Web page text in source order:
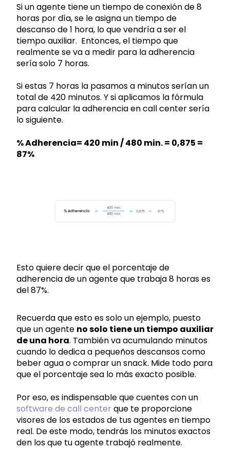
Si un agente tiene un tiempo de conexión de 8
horas por día, se le asigna un tiempo de
descanso de 1 hora, lo que vendría a ser el
tiempo auxiliar. Entonces, el tiempo que
realmente se va a medir para la adherencia
sería solo 7 horas.
Si estas 7 horas la pasamos a minutos serían un
total de 420 minutos. Y si aplicamos la fórmula
para calcular la adherencia en call center sería
lo siguiente.
% Adherencia= 420 min / 480 min. = 0,875 =
87%
Esto quiere decir que el porcentaje de
adherencia de un agente que trabaja 8 horas es
del 87%.
Recuerda que esto es solo un ejemplo, puesto
que un agente no solo tiene un tiempo auxiliar
de una hora. También va acumulando minutos
cuando lo dedica a pequeños descansos como
beber agua o comprar un snack. Mide todo para
que el porcentaje sea lo más exacto posible.
Por eso, es indispensable que cuentes con un
software de call center que te proporcione
visores de los estados de tus agentes en tiempo
real. De este modo, tendrás los minutos exactos
den los que tu agente trabajó realmente.